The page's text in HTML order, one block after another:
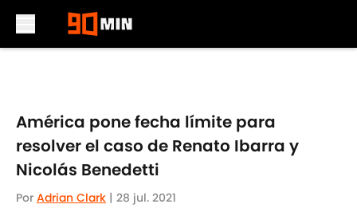
América pone fecha límite para
resolver el caso de Renato Ibarra y
Nicolás Benedetti
Por Adrian Clark | 28 jul. 2021